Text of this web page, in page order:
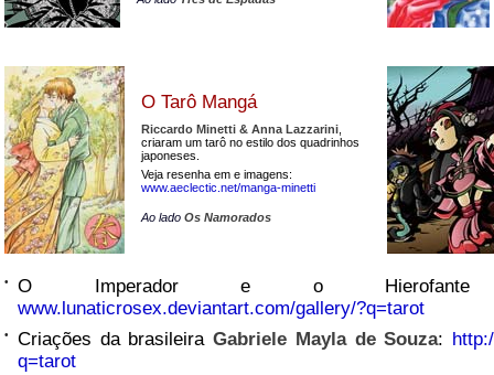
O Tarô Mangá
Riccardo Minetti & Anna Lazzarini
criaram um tarô no estilo dos quadrinhos
japoneses.
Veja resenha em e imagens:
www.aeclectic.net/manga-minetti
Ao lado Os Namorados
•
O Imperador e o
www.lunaticrosex.deviantart.com/gallery/?q=tarot
• Criações da brasileiraGabriele Mayla de Souza:
q=tarot